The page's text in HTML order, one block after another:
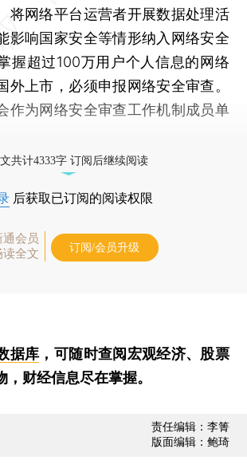
将网络平台运营者开展数据处理活
影响国家安全等情形纳入网络安全
握超过100万用户个人信息的网络
外上市，必须申报网络安全审查。
作为网络安全审查工作机制成员单
共计4333字 订阅后继续阅读
后获取已订阅的阅读权限
通会员
读全文
订阅/会员升级
据库 ，可随时查阅宏观经济、股票
财经信息尽在掌握。
责任编辑：李箐
版面编辑：鲍琦